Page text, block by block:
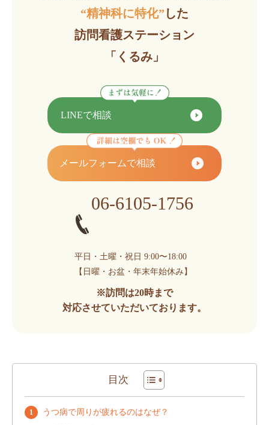
“精神科に特化” した
訪問看護ステーション
「くるみ」
LINEで相談
メールフォームで相談
06-6105-1756
平日・土曜・祝日 9:00〜18:00
【日曜・お盆・年末年始休み】
※訪問は20時まで
対応させていただいております。
目次
うつ病で周りが疲れるのはなぜ？